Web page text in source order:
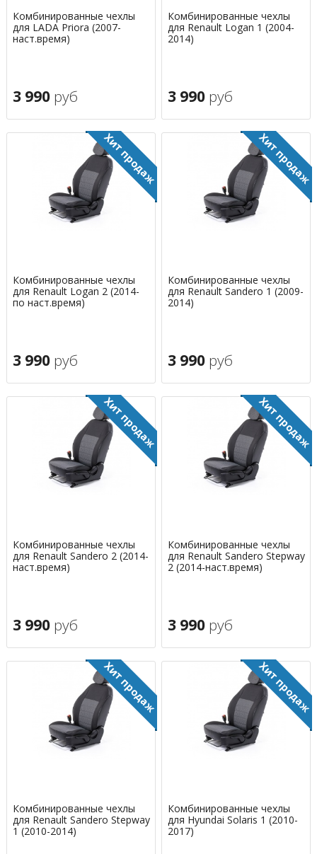
Комбинированные чехлы
для LADA Priora (2007-
наст.время)
3 990 руб
Комбинированные чехлы
для Renault Logan 1 (2004-
2014)
3 990 руб
Комбинированные чехлы
для Renault Logan 2 (2014-
по наст.время)
3 990 руб
Комбинированные чехлы
для Renault Sandero 1 (2009-
2014)
3 990 руб
Комбинированные чехлы
для Renault Sandero 2 (2014-
наст.время)
3 990 руб
Комбинированные чехлы
для Renault Sandero Stepway
2 (2014-наст.время)
3 990 руб
Комбинированные чехлы
для Renault Sandero Stepway
1 (2010-2014)
Комбинированные чехлы
для Hyundai Solaris 1 (2010-
2017)